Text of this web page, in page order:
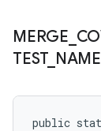
MERGE
TEST_ NAME
public static